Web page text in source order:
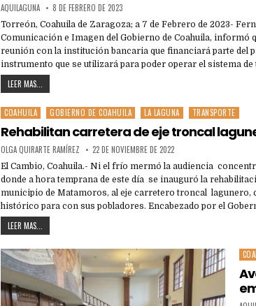
AQUILAGUNA 8 DE FEBRERO DE 2023
Torreón, Coahuila de Zaragoza; a 7 de Febrero de 2023-
Comunicación e Imagen del Gobierno de Coahuila, informó
reunión con la institución bancaria que financiará parte del
instrumento que se utilizará para poder operar el sistema
LEER MAS...
Posted
in
COAHUILA GOBIERNO DE COAHUILA LA LAGUNA TRANSPORTE
Rehabilitan carretera de eje troncal
OLGA QUIRARTE RAMÍREZ 22 DE NOVIEMBRE DE 2022
El Cambio, Coahuila.- Ni el frío mermó la audiencia
donde a hora temprana de este día se inauguró la
municipio de Matamoros, al eje carretero troncal lagunero,
histórico para con sus pobladores. Encabezado por el
LEER MAS...
in